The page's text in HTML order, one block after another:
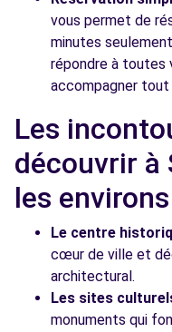
vous permet de
minutes
répondre à toutes
accompagner
Les
découvrir à
les environs
Le centre
cœur de ville et
architectural.
Les sites
monuments qui